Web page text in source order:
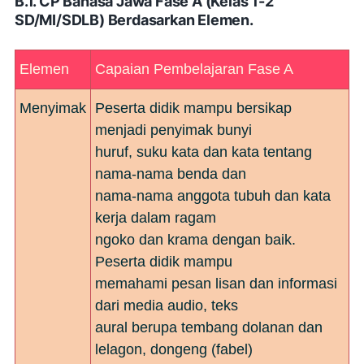
SD/MI/SDLB) Berdasarkan Elemen.
Elemen Capaian Pembelajaran Fase A
Menyimak Peserta didik mampu bersikap
menjadi penyimak bunyi
huruf, suku kata dan kata tentang
nama-nama benda dan
nama-nama anggota tubuh dan kata
kerja dalam ragam
ngoko dan krama dengan baik.
Peserta didik mampu
memahami pesan lisan dan informasi
dari media audio, teks
aural berupa tembang dolanan dan
lelagon, dongeng (fabel)